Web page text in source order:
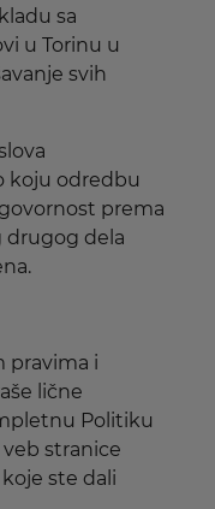
sa
u Torinu u
svih
koju odredbu
prema
drugog dela
pravima i
lične
Politiku
stranice
ste dali